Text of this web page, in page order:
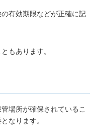
有効期限などが正確に記
もあります。
場所が確保されているこ
なります。